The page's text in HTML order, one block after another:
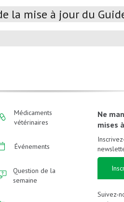
la mise à jour du
Médicaments
vétérinaires
Événements
Question de la
semaine
Ne
mises
Suivez-